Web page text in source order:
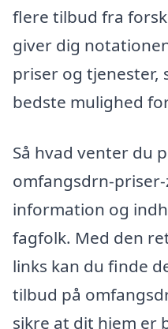
flere tilbud fra
giver dig
priser og tjenester,
bedste mulighed
Så hvad venter du
omfangsdrn-
information og
fagfolk. Med den
links kan du finde
tilbud på
sikre at dit hjem er